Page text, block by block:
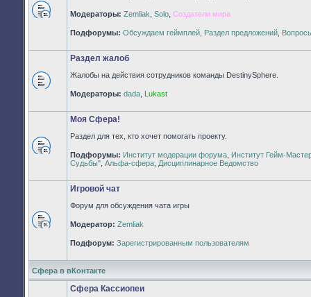
непрочитанных
сообщений
Модераторы: Zemliak Solo Создатели мира
Подфорумы: Обсуждаем геймплей Раздел предложений
Нет
непрочитанных
Раздел жалоб
Жалобы на действия сотрудников команды DestinySphere.
Модераторы: dada Lukast
Нет
непрочитанных
Моя Сфера!
Раздел для тех, кто хочет помогать проекту.
Подфорумы: Институт модерации форума Институт Гейм-
Судьбы" Альфа-сфера Дисциплинарное Ведомство
непрочитанных
сообщений
Игровой чат
Форум для обсуждения чата игры
Модератор: Zemliak
Подфорум: Зарегистрированным пользователям
Сфера в вКонтакте
Сфера Кассиопеи